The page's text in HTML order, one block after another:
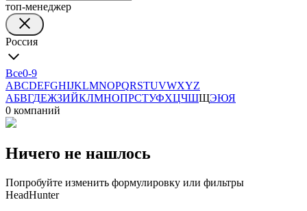
топ-менеджер
Россия
Все0-9
ABCDEFGHIJKLMNOPQRSTUVWXYZ
АБВГДЕЖЗИЙКЛМНОПРСТУФХЦЧШЩЭЮЯ
0 компаний
Ничего не нашлось
Попробуйте изменить формулировку или фильтры
HeadHunter